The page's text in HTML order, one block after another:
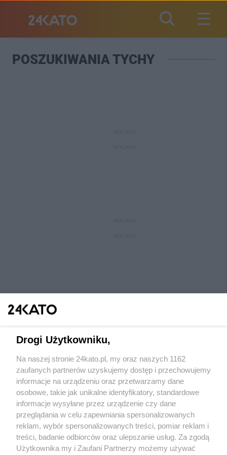
POSZUKIWANIA TYCHY
Wydawca mediów lokalnych
Nie zapomnij
zapoznać się z:
polityką prywatności regulamin korzystania z portali
Twojemiasto Skontaktuj sięz nami
Drogi Użytkowniku,
Na naszej stronie 24kato.pl, my oraz naszych 1162
zaufanych partnerów uzyskujemy dostęp i przechowujemy
informacje na urządzeniu oraz przetwarzamy dane
osobowe, takie jak unikalne identyfikatory, standardowe
informacje wysyłane przez urządzenie czy dane
przeglądania w celu zapewniania spersonalizowanych
reklam, wybór spersonalizowanych treści, pomiar reklam i
treści, badanie odbiorców oraz ulepszanie usług. Za zgodą
Użytkownika my i Zaufani Partnerzy możemy używać